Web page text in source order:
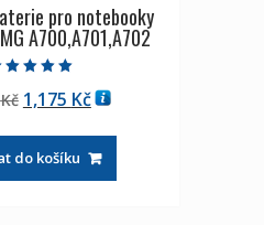
pro notebooky
A700,A701,A702
5.00
z 5
Kč Původní
byla:
2,107 Kč
1,175 KčAktuální
je:
1,175 Kč
do košíku